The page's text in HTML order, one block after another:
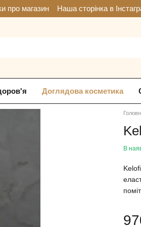
про магазин Наша сторінка в
Доглядова косметика
В